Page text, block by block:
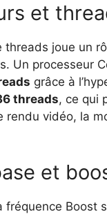
et
joue un
Un processeur
grâce à
threads, ce qui
rendu vidéo, la
et
Boost